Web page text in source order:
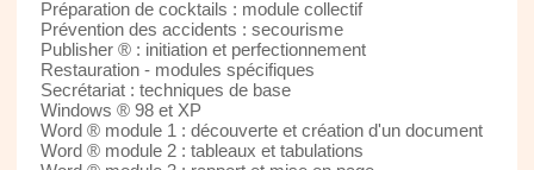
Préparation de cocktails : module collectif
Prévention des accidents : secourisme
Publisher ® : initiation et perfectionnement
Restauration - modules spécifiques
Secrétariat : techniques de base
Windows ® 98 et XP
Word ® module 1 : découverte et création d'un document
Word ® module 2 : tableaux et tabulations